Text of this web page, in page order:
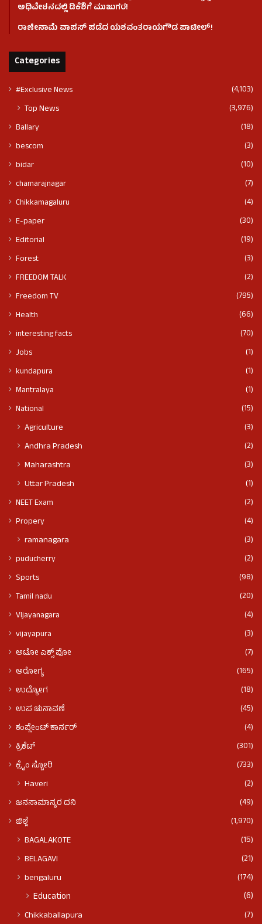
ಅಧಿವೇಶನದಲ್ಲಿ ಡಿಕೆಶಿಗೆ ಮುಜುಗರ!
ರಾಜೀನಾಮೆ ವಾಪಸ್ ಪಡೆದ ಯಶವಂತರಾಯಗೌಡ ಪಾಟೀಲ್‌!
Categories
#Exclusive News (4,103)
Top News (3,976)
Ballary
(18)
bescom
(3)
bidar
(10)
chamarajnagar
(7)
Chikkamagaluru
(4)
E-paper
(30)
Editorial
(19)
Forest
(3)
FREEDOM TALK
(2)
Freedom TV
(795)
Health
(66)
interesting facts
(70)
Jobs
(1)
kundapura
(1)
Mantralaya
(1)
National
(15)
Agriculture
(3)
Andhra Pradesh
(2)
Maharashtra
(3)
Uttar Pradesh
(1)
NEET Exam
(2)
Propery
(4)
ramanagara (3)
puducherry
(2)
Sports
(98)
Tamil nadu
(20)
VIjayanagara
(4)
vijayapura
(3)
ಆಟೋ ಎಕ್ಸ್ ಪೋ
(7)
ಆರೋಗ್ಯ
(165)
ಉದ್ಯೋಗ
(18)
ಉಪ ಚುನಾವಣೆ
(45)
ಕಂಪ್ಲೇಂಟ್ ಕಾರ್ನರ್
(4)
ಕ್ರಿಕೆಟ್
(301)
ಕ್ರೈಂ ಸ್ಟೋರಿ
(733)
Haveri (2)
ಜನಸಾಮಾನ್ಯರ ದನಿ
(49)
ಜಿಲ್ಲೆ
(1,970)
BAGALAKOTE
(15)
BELAGAVI
(21)
bengaluru
(174)
Education (6)
Chikkaballapura
(7)